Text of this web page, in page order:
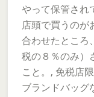
やって保管され
店頭で買うのが
合わせたところ
税の８％のみ）
こと。, 免税店
ブランドバッグ